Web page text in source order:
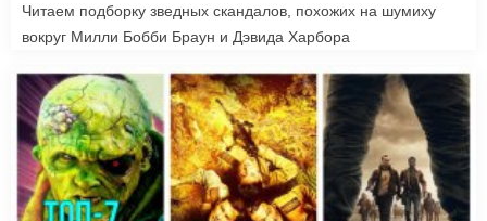
Читаем подборку зведных скандалов, похожих на шумиху
вокруг Милли Бобби Браун и Дэвида Харбора